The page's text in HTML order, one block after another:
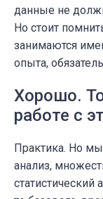
данные не
Но стоит
занимаются
опыта,
Хорошо.
работе с
Практика. Но
анализ,
статистический